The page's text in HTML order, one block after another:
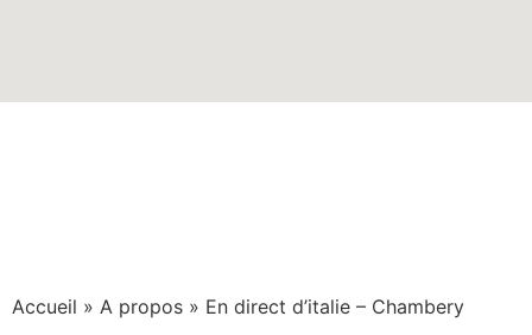
Accueil » A propos » En direct d’italie – Chambery